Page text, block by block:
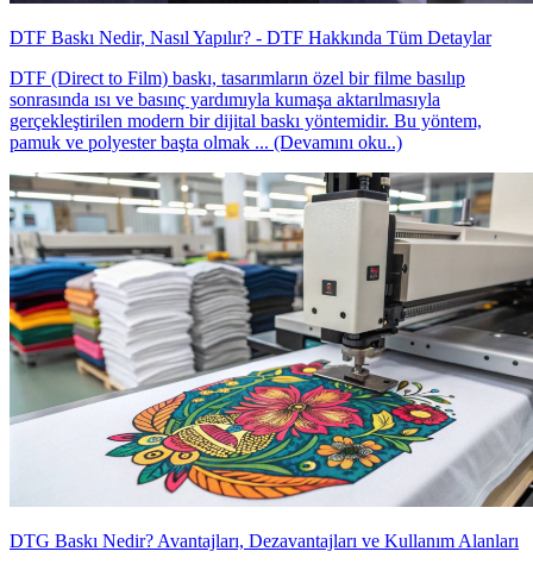
DTF Baskı Nedir, Nasıl Yapılır? - DTF Hakkında Tüm Detaylar
DTF (Direct to Film) baskı, tasarımların özel bir filme basılıp
sonrasında ısı ve basınç yardımıyla kumaşa aktarılmasıyla
gerçekleştirilen modern bir dijital baskı yöntemidir. Bu yöntem,
pamuk ve polyester başta olmak ... (Devamını oku..)
DTG Baskı Nedir? Avantajları, Dezavantajları ve Kullanım Alanları